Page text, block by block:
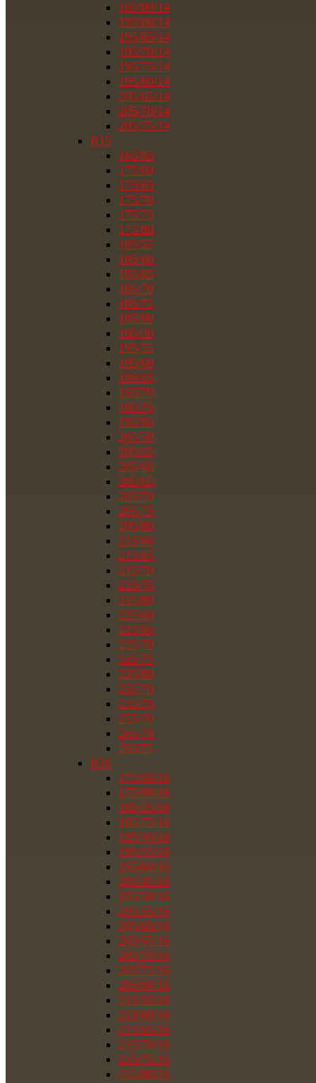
185/80/14
195/60/14
195/65/14
195/70/14
195/75/14
195/80/14
205/65/14
205/70/14
205/75/14
R15
165/65
175/60
175/65
175/70
175/75
175/80
185/55
185/60
185/65
185/70
185/75
185/80
195/50
195/55
195/60
195/65
195/70
195/75
195/80
205/50
205/55
205/60
205/65
205/70
205/75
205/80
215/60
215/65
215/70
215/75
215/80
225/60
225/65
225/70
225/75
225/80
235/70
235/75
255/70
265/70
265/75
R16
175/60/16
175/80/16
185/55/16
185/75/16
195/50/16
195/55/16
195/60/16
205/45/16
205/50/16
205/55/16
205/60/16
205/65/16
205/70/16
205/75/16
205/80/16
215/55/16
215/60/16
215/65/16
215/70/16
215/75/16
215/80/16